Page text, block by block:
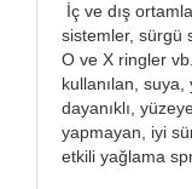
İç ve dış
sistemler, sürgü
O ve X ringler
kullanılan, suya,
dayanıklı, yüzey
yapmayan, iyi
etkili yağlama